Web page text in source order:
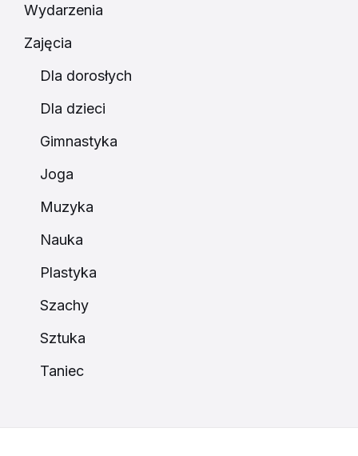
Wydarzenia
Zajęcia
Dla dorosłych
Dla dzieci
Gimnastyka
Joga
Muzyka
Nauka
Plastyka
Szachy
Sztuka
Taniec